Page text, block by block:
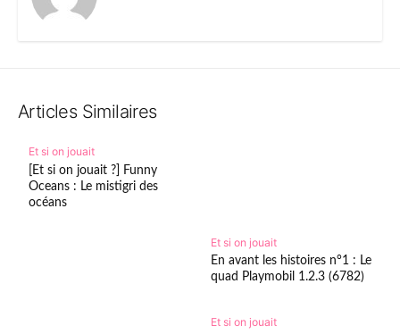
Articles Similaires
Et si on jouait
[Et si on jouait ?] Funny
Oceans : Le mistigri des
océans
Et si on jouait
En avant les histoires n°1 : Le
quad Playmobil 1.2.3 (6782)
Et si on jouait